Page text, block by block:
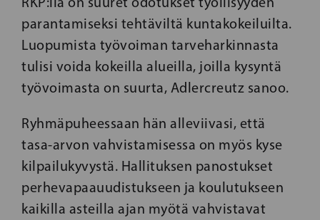
parantamiseksi tehtäviltä kuntakokeiluilta.
Luopumista työvoiman tarveharkinnasta
tulisi voida kokeilla alueilla, joilla kysyntä
työvoimasta on suurta, Adlercreutz sanoo.
Ryhmäpuheessaan hän alleviivasi, että
tasa-arvon vahvistamisessa on myös kyse
kilpailukyvystä. Hallituksen panostukset
perhevapaauudistukseen ja koulutukseen
kaikilla asteilla ajan myötä vahvistavat